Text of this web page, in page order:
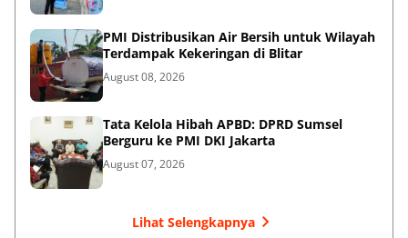
PMI Distribusikan Air Bersih untuk Wilayah
Terdampak Kekeringan di Blitar
August 08, 2026
Tata Kelola Hibah APBD: DPRD Sumsel
Berguru ke PMI DKI Jakarta
August 07, 2026
Lihat Selengkapnya